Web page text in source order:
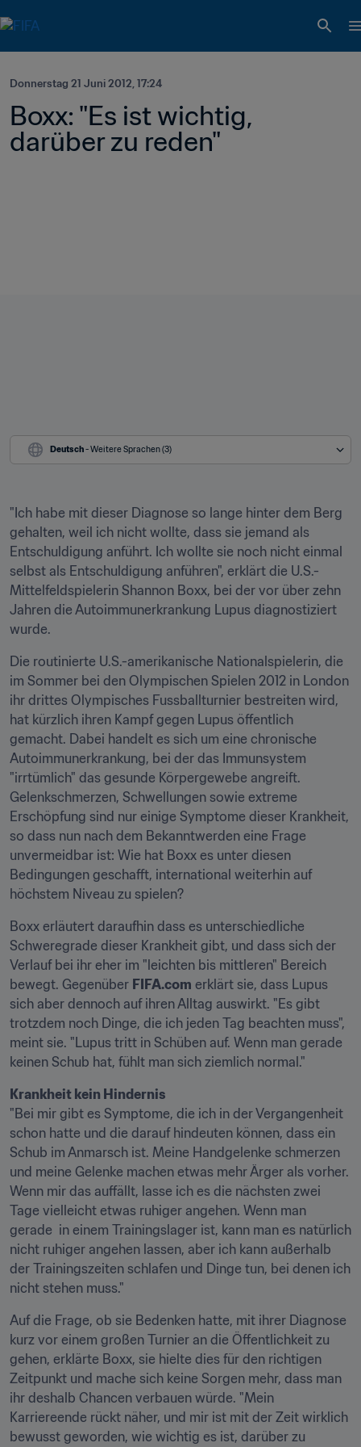
Donnerstag 21 Juni 2012, 17:24
Boxx: "Es ist wichtig,
darüber zu reden"
Deutsch - Weitere Sprachen (3)
"Ich habe mit dieser Diagnose so lange hinter dem Berg
gehalten, weil ich nicht wollte, dass sie jemand als
Entschuldigung anführt. Ich wollte sie noch nicht einmal
selbst als Entschuldigung anführen", erklärt die U.S.-
Mittelfeldspielerin Shannon Boxx, bei der vor über zehn
Jahren die Autoimmunerkrankung Lupus diagnostiziert
wurde.
Die routinierte U.S.-amerikanische Nationalspielerin, die
im Sommer bei den Olympischen Spielen 2012 in London
ihr drittes Olympisches Fussballturnier bestreiten wird,
hat kürzlich ihren Kampf gegen Lupus öffentlich
gemacht. Dabei handelt es sich um eine chronische
Autoimmunerkrankung, bei der das Immunsystem
"irrtümlich" das gesunde Körpergewebe angreift.
Gelenkschmerzen, Schwellungen sowie extreme
Erschöpfung sind nur einige Symptome dieser Krankheit,
so dass nun nach dem Bekanntwerden eine Frage
unvermeidbar ist: Wie hat Boxx es unter diesen
Bedingungen geschafft, international weiterhin auf
höchstem Niveau zu spielen?
Boxx erläutert daraufhin dass es unterschiedliche
Schweregrade dieser Krankheit gibt, und dass sich der
Verlauf bei ihr eher im "leichten bis mittleren" Bereich
bewegt. Gegenüber FIFA.com erklärt sie, dass Lupus
sich aber dennoch auf ihren Alltag auswirkt. "Es gibt
trotzdem noch Dinge, die ich jeden Tag beachten muss",
meint sie. "Lupus tritt in Schüben auf. Wenn man gerade
keinen Schub hat, fühlt man sich ziemlich normal."
Krankheit kein Hindernis
"Bei mir gibt es Symptome, die ich in der Vergangenheit
schon hatte und die darauf hindeuten können, dass ein
Schub im Anmarsch ist. Meine Handgelenke schmerzen
und meine Gelenke machen etwas mehr Ärger als vorher.
Wenn mir das auffällt, lasse ich es die nächsten zwei
Tage vielleicht etwas ruhiger angehen. Wenn man
gerade  in einem Trainingslager ist, kann man es natürlich
nicht ruhiger angehen lassen, aber ich kann außerhalb
der Trainingszeiten schlafen und Dinge tun, bei denen ich
nicht stehen muss."
Auf die Frage, ob sie Bedenken hatte, mit ihrer Diagnose
kurz vor einem großen Turnier an die Öffentlichkeit zu
gehen, erklärte Boxx, sie hielte dies für den richtigen
Zeitpunkt und mache sich keine Sorgen mehr, dass man
ihr deshalb Chancen verbauen würde. "Mein
Karriereende rückt näher, und mir ist mit der Zeit wirklich
bewusst geworden, wie wichtig es ist, darüber zu